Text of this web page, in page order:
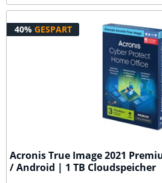
40% GESPART
Acronis True Image 2021
/ Android | 1 TB Cloudspeicher